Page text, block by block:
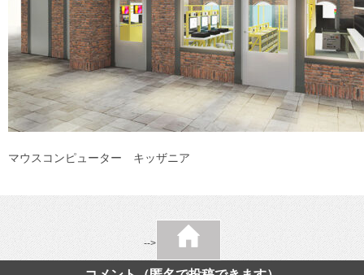
マウスコンピューター キッザニア
-->